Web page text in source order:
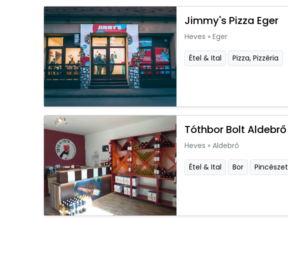
Jimmy's Pizza Eger
Heves » Eger
Étel & Ital Pizza, Pizzéria
Tóthbor Bolt Aldebrő
Heves » Aldebrő
Étel & Ital Bor Pincészet